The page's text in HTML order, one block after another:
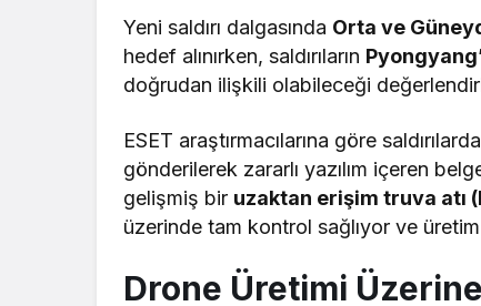
Yeni saldırı dalgasında Orta ve
hedef alınırken, saldırıların
doğrudan ilişkili olabileceği
ESET araştırmacılarına göre
gönderilerek zararlı yazılım içeren
gelişmiş bir uzaktan erişim truva atı
üzerinde tam kontrol sağlıyor ve üretim
Drone Üretimi